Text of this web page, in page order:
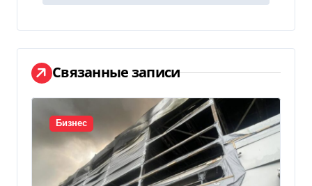
г
а
ц
и
я
Связанные записи
Бизнес